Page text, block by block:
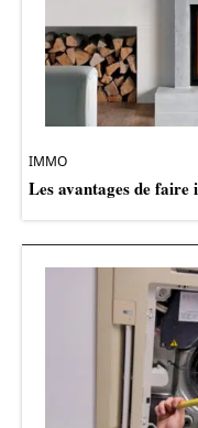
IMMO
Les avantages de faire